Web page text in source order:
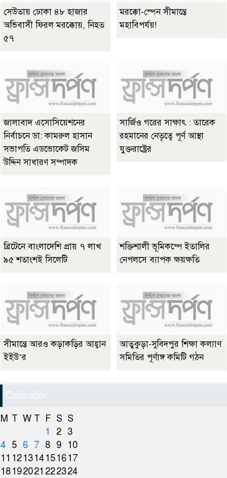
সেউতায় ঢোকা ৪৮ হাজার
অভিবাসী ফিরল মরক্কোয়, নিহত
৫৭
মরক্কো-স্পেন সীমান্তে
মহাবিপর্যয়!
জালাবাদ এসোসিয়েশনের
নির্বাচনে ডা: কামরুল হাসান
সভাপতি এডভোকেট জসিম
উদ্দিন সাধারণ সম্পাদক
সার্জিও গরের সাক্ষাৎ : তারেক
রহমানের নেতৃত্বে পূর্ণ আস্থা
যুক্তরাষ্ট্রের
ব্রিটেনে বাংলাদেশি প্রায় ৭ লাখ
৯৫ শতাংশই সিলেটি
শক্তিশালী ভূমিকম্পে ইতালির
নেপলসে ব্যাপক ক্ষয়ক্ষতি
সীমান্তে আরও কড়াকড়ির আহ্বান
ইইউ’র
আতুকুড়া-সুবিদপুর শিক্ষা কল্যাণ
সমিতির পূর্ণাঙ্গ কমিটি গঠন
Calender
M T W T F S S
1
2 3
4 5 6 7 8 9
10
11 121314151617
18192021 222324